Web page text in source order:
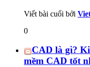
Viết bài cuối bởi
0
CAD là gì?
mềm CAD tốt